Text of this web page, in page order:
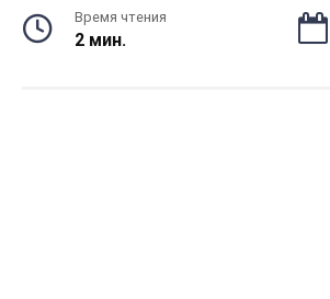
Время чтения
2 мин.